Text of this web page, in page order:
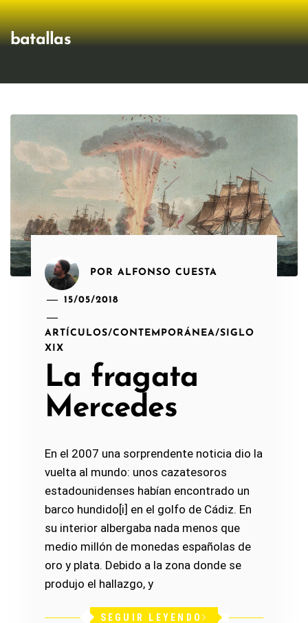
batallas
POR ALFONSO CUESTA
15/05/2018
ARTÍCULOS/CONTEMPORÁNEA/SIGLO
XIX
La fragata
Mercedes
En el 2007 una sorprendente noticia dio la
vuelta al mundo: unos cazatesoros
estadounidenses habían encontrado un
barco hundido[i] en el golfo de Cádiz. En
su interior albergaba nada menos que
medio millón de monedas españolas de
oro y plata. Debido a la zona donde se
produjo el hallazgo, y
SEGUIR LEYENDO